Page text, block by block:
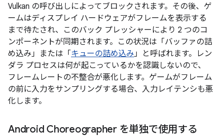
Vulkan の呼び出しによってブロックされます。その後、ゲ
ームはディスプレイ ハードウェアがフレームを表示する
まで待たされ、このバック プレッシャーにより 2 つのコ
ンポーネントが同期されます。この状況は「バッファの詰
め込み」
または「 キューの詰め込み」と呼ばれます。レン
ダラ プロセスは何が起こっているかを認識しないので、
フレームレートの不整合が悪化します。ゲームがフレーム
の前に入力をサンプリングする場合、入力レイテンシも悪
化します。
Android Choreographer を単独で使用する